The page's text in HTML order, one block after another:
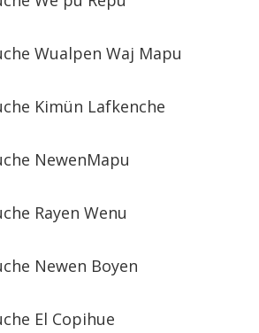
Wualpen Waj Mapu
Kimün Lafkenche
NewenMapu
Rayen Wenu
Newen Boyen
El Copihue